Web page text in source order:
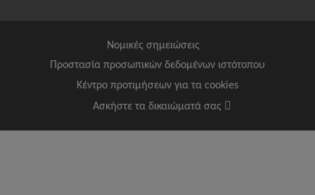
Νομικές σημειώσεις
Προστασία προσωπικών δεδομένων ιστότοπου
Κέντρο προτιμήσεων για τα cookies
Ασκήστε τα δικαιώματά σας